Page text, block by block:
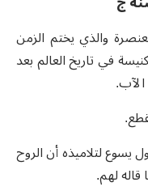
والذي يختم الزمن
في تاريخ العالم بعد
الآية ٢٦، حيث يقول يسوع لتلاميذه أن الروح
لهم.